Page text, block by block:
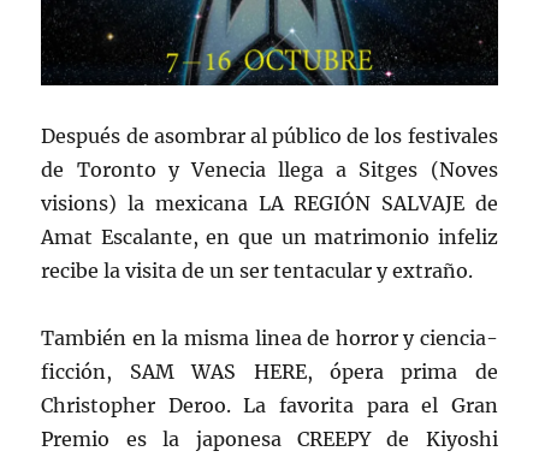
Después de asombrar al público de los festivales
de Toronto y Venecia llega a Sitges (Noves
visions) la mexicana LA REGIÓN SALVAJE de
Amat Escalante, en que un matrimonio infeliz
recibe la visita de un ser tentacular y extraño.
También en la misma linea de horror y ciencia-
ficción, SAM WAS HERE, ópera prima de
Christopher Deroo. La favorita para el Gran
Premio es la japonesa CREEPY de Kiyoshi